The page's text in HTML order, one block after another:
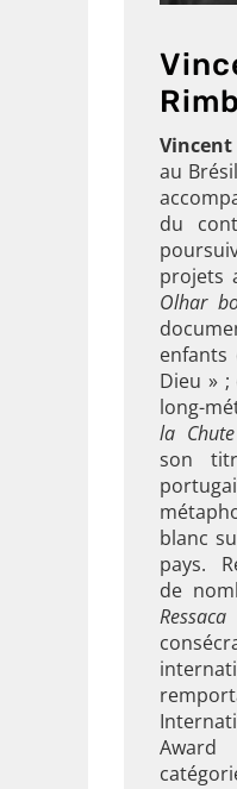
au
du
projets
Olhar
enfants
Dieu »
long-
la Chute
son
blanc
pays.
de